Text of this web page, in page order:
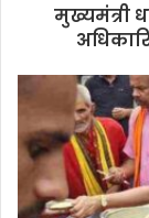
मुख्यमंत्री